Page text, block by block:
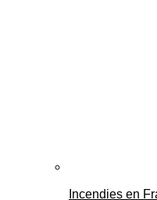
Incendies en